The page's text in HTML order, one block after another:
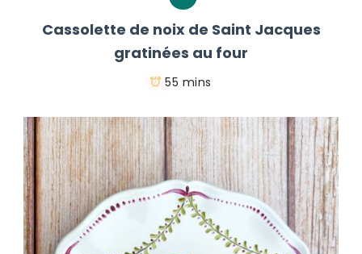
Cassolette de noix de Saint Jacques
gratinées au four
55 mins